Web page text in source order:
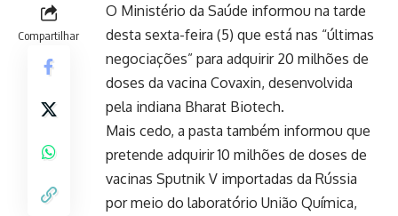
Compartilhar
O Ministério da Saúde informou na tarde
desta sexta-feira (5) que está nas “últimas
negociações” para adquirir 20 milhões de
doses da vacina Covaxin, desenvolvida
pela indiana Bharat Biotech.
Mais cedo, a pasta também informou que
pretende adquirir 10 milhões de doses de
vacinas Sputnik V importadas da Rússia
por meio do laboratório União Química,